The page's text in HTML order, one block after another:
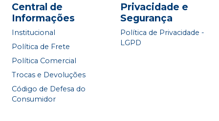
Central de
Informações
Institucional
Política de Frete
Política Comercial
Trocas e Devoluções
Código de Defesa do
Consumidor
Privacidade e
Segurança
Política de Privacidade -
LGPD